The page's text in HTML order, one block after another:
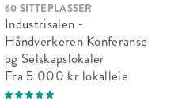
60 SITTEPLASSER
Industrisalen -
Håndverkeren Konferanse
og Selskapslokaler
Fra 5 000 kr lokalleie